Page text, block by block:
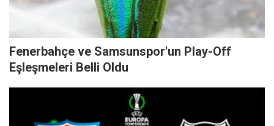
Fenerbahçe ve Samsunspor'un Play-Off
Eşleşmeleri Belli Oldu